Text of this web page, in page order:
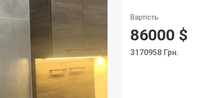
Вартість
86000 $
3170958 Грн.